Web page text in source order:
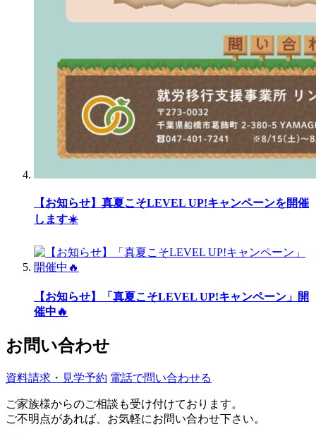
【お知らせ】真夏こそLEVEL UP!キャンペーンを開催
します☀️
【お知らせ】「真夏こそLEVEL UP!キャンペーン」開
催中🔥
お問い合わせ
資料請求・見学予約 電話で問い合わせる
ご家族様からのご相談も受け付けております。
ご不明点があれば、お気軽にお問い合わせ下さい。